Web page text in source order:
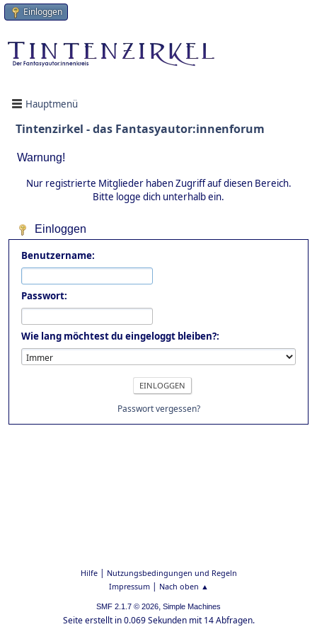
Einloggen
Hauptmenü
Tintenzirkel - das Fantasyautor:innenforum
Warnung!
Nur registrierte Mitglieder haben Zugriff auf diesen Bereich.
Bitte logge dich unterhalb ein.
Einloggen
Benutzername:
Passwort:
Wie lang möchtest du eingeloggt bleiben?:
Passwort vergessen?
Hilfe| Nutzungsbedingungen und Regeln
Impressum| Nach oben ▲
SMF 2.1.7 © 2026, Simple Machines
Seite erstellt in 0.069 Sekunden mit 14 Abfragen.